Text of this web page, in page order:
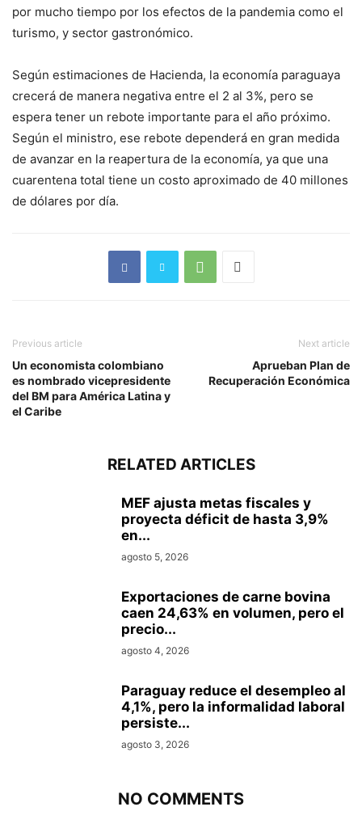
por mucho tiempo por los efectos de la pandemia como el
turismo, y sector gastronómico.
Según estimaciones de Hacienda, la economía paraguaya
crecerá de manera negativa entre el 2 al 3%, pero se
espera tener un rebote importante para el año próximo.
Según el ministro, ese rebote dependerá en gran medida
de avanzar en la reapertura de la economía, ya que una
cuarentena total tiene un costo aproximado de 40 millones
de dólares por día.
Previous article
Un economista colombiano
es nombrado vicepresidente
del BM para América Latina y
el Caribe
Next article
Aprueban Plan de
Recuperación Económica
RELATED ARTICLES
MEF ajusta metas fiscales y
proyecta déficit de hasta 3,9%
en...
agosto 5, 2026
Exportaciones de carne bovina
caen 24,63% en volumen, pero el
precio...
agosto 4, 2026
Paraguay reduce el desempleo al
4,1%, pero la informalidad laboral
persiste...
agosto 3, 2026
NO COMMENTS